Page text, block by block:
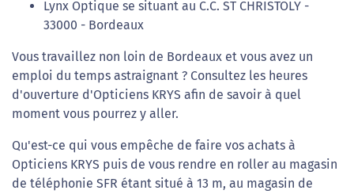
Lynx Optique se situant au C.C. ST CHRISTOLY -
33000 - Bordeaux
Vous travaillez non loin de Bordeaux et vous avez un
emploi du temps astraignant ? Consultez les heures
d'ouverture d'Opticiens KRYS afin de savoir à quel
moment vous pourrez y aller.
Qu'est-ce qui vous empêche de faire vos achats à
Opticiens KRYS puis de vous rendre en roller au magasin
de téléphonie SFR étant situé à 13 m, au magasin de